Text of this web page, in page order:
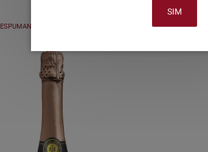
ESPUMANTE PANIZZON BRUT ROSÉ 750ML
SIM